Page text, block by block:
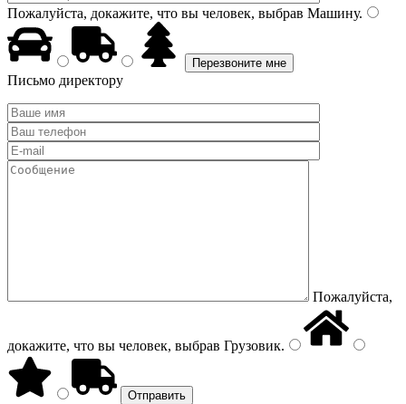
Пожалуйста, докажите, что вы человек, выбрав Машину.
Письмо директору
Пожалуйста,
докажите, что вы человек, выбрав Грузовик.